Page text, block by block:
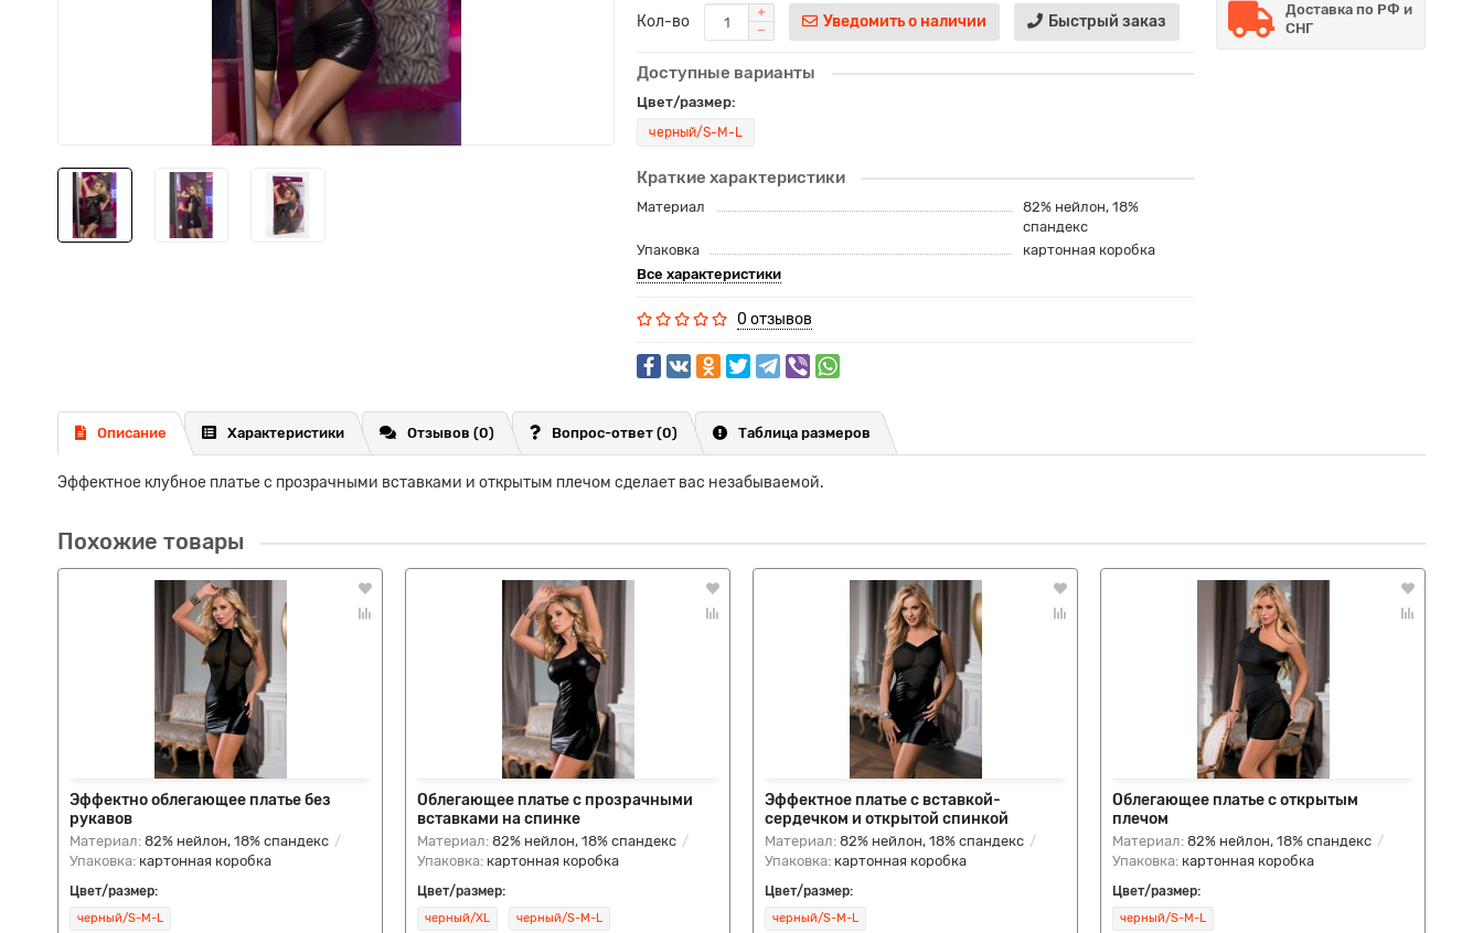
Кол-во Уведомить о наличии Быстрый заказ
Доступные варианты
Цвет/размер:
черный/S-M-L
Краткие характеристики
Материал
82% нейлон, 18%
спандекс
Упаковка
картонная коробка
Все характеристики
0 отзывов
Доставка по РФ и
СНГ
Описание Характеристики Отзывов (0) Вопрос-ответ (0) Таблица размеров
Эффектное клубное платье с прозрачными вставками и открытым плечом сделает вас незабываемой.
Похожие товары
Эффектно облегающее платье без
рукавов
Материал: 82% нейлон, 18% спандекс
Упаковка: картонная коробка
Цвет/размер:
черный/S-M-L
Облегающее платье с прозрачными
вставками на спинке
Материал: 82% нейлон, 18% спандекс
Упаковка: картонная коробка
Цвет/размер:
черный/XL черный/S-M-L
Эффектное платье с вставкой-
сердечком и открытой спинкой
Материал: 82% нейлон, 18% спандекс
Упаковка: картонная коробка
Цвет/размер:
черный/S-M-L
Облегающее платье с открытым
плечом
Материал: 82% нейлон, 18% спандекс
Упаковка: картонная коробка
Цвет/размер:
черный/S-M-L